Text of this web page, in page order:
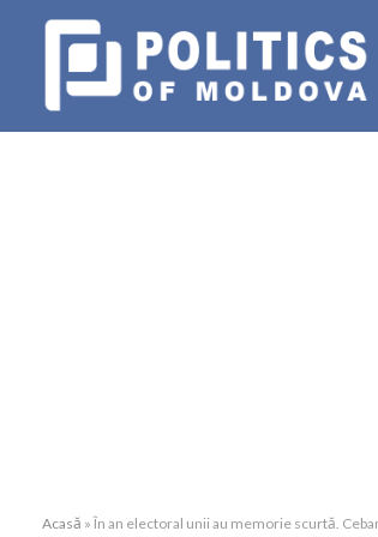
Acasă » În an electoral unii au memorie scurtă.